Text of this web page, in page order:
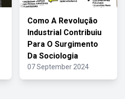
Como A Revolução
Industrial Contribuiu
Para O Surgimento
Da Sociologia
07 September 2024